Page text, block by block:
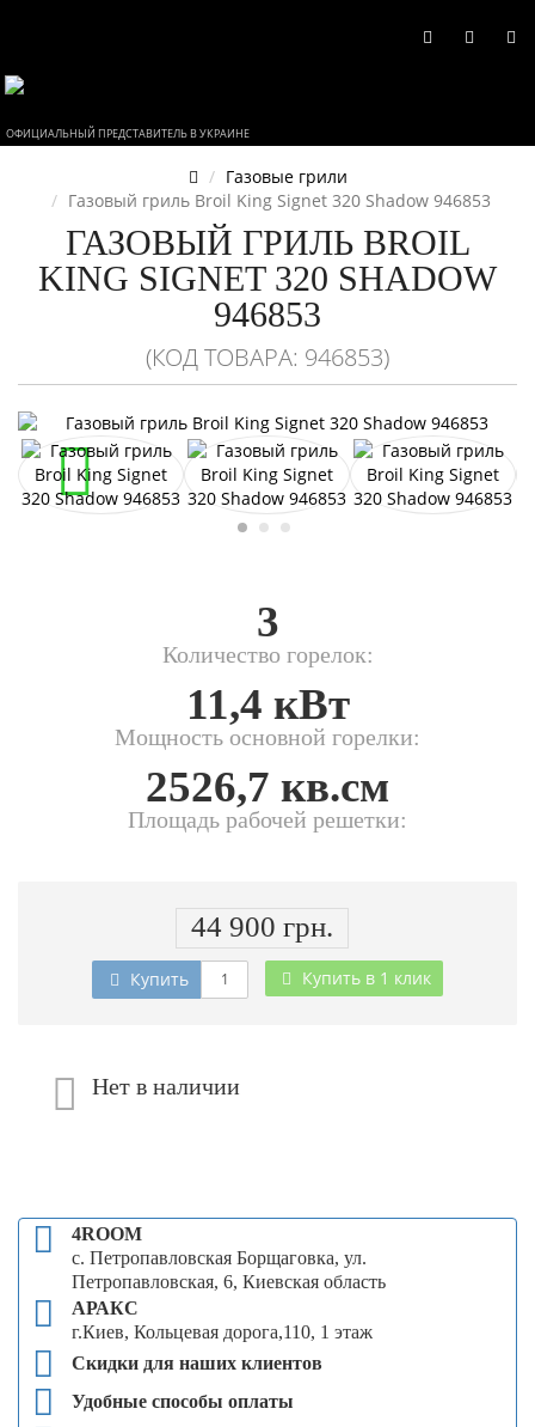
ОФИЦИАЛЬНЫЙ ПРЕДСТАВИТЕЛЬ В УКРАИНЕ
Газовые грили
Газовый гриль Broil King Signet 320 Shadow 946853
ГАЗОВЫЙ ГРИЛЬ BROIL
KING SIGNET 320 SHADOW
946853
(КОД ТОВАРА: 946853)
3
Количество горелок:
11,4 кВт
Мощность основной горелки:
2526,7 кв.см
Площадь рабочей решетки:
44 900 грн.
Купить Купить в 1 клик
Нет в наличии
4ROOM
с. Петропавловская Борщаговка, ул.
Петропавловская, 6, Киевская область
АРАКС
г.Киев, Кольцевая дорога,110, 1 этаж
Скидки для наших клиентов
Удобные способы оплаты